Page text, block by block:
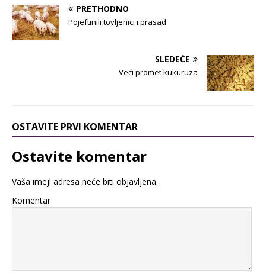
PRETHODNO
Pojeftinili tovljenici i prasad
SLEDEĆE
Veći promet kukuruza
OSTAVITE PRVI KOMENTAR
Ostavite komentar
Vaša imejl adresa neće biti objavljena.
Komentar